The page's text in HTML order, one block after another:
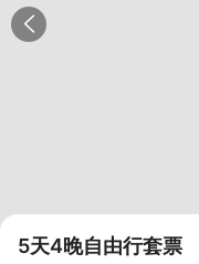
5天4晚自由行套票